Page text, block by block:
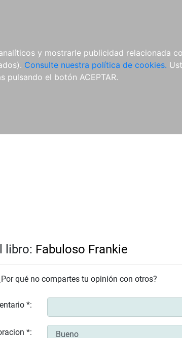
y mostrarle publicidad relacionada
Consulte nuestra política de cookies.
pulsando el botón ACEPTAR.
libro: Fabuloso Frankie
qué no compartes tu opinión con otros?
*:
*: